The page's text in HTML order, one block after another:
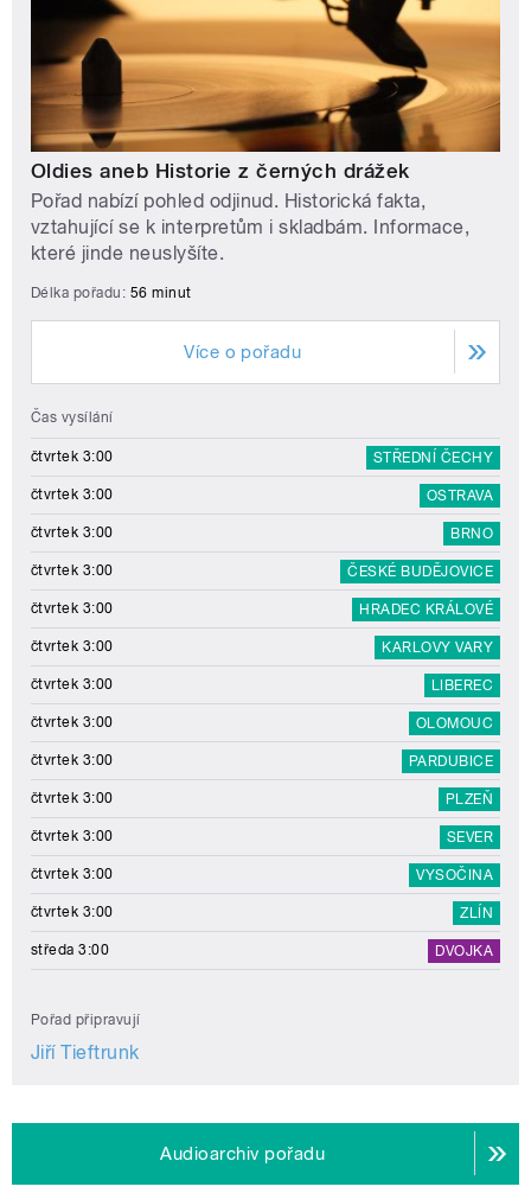
Oldies aneb Historie z černých drážek
Pořad nabízí pohled odjinud. Historická fakta,
vztahující se k interpretům i skladbám. Informace,
které jinde neuslyšíte.
Délka pořadu: 56 minut
Více o pořadu
Čas vysílání
čtvrtek 3:00 STŘEDNÍ ČECHY
čtvrtek 3:00 OSTRAVA
čtvrtek 3:00 BRNO
čtvrtek 3:00 ČESKÉ BUDĚJOVICE
čtvrtek 3:00 HRADEC KRÁLOVÉ
čtvrtek 3:00 KARLOVY VARY
čtvrtek 3:00 LIBEREC
čtvrtek 3:00 OLOMOUC
čtvrtek 3:00 PARDUBICE
čtvrtek 3:00 PLZEŇ
čtvrtek 3:00 SEVER
čtvrtek 3:00 VYSOČINA
čtvrtek 3:00 ZLÍN
středa 3:00 DVOJKA
Pořad připravují
Jiří Tieftrunk
Audioarchiv pořadu